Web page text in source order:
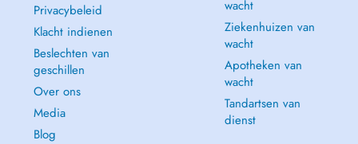
Privacybeleid
Klacht indienen
Beslechten van
geschillen
Over ons
Media
Blog
wacht
Ziekenhuizen van
wacht
Apotheken van
wacht
Tandartsen van
dienst